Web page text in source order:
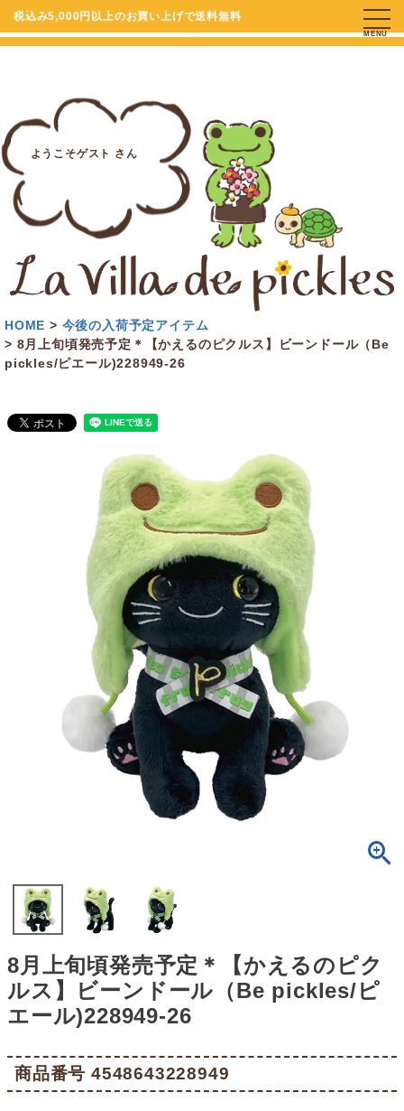
税込み5,000円以上のお買い上げで送料無料
ようこそゲスト さん
MENU
HOME
今後の入荷予定アイテム
8月上旬頃発売予定＊【かえるのピクルス】ビーンドール（Be
pickles/ピエール)228949-26
8月上旬頃発売予定＊【かえるのピク
ルス】ビーンドール（Be pickles/ピ
エール)228949-26
商品番号 4548643228949